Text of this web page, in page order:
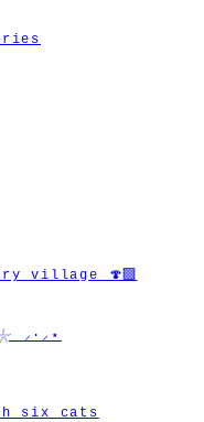
village 🍄‍🟫
⸝·⸝⋆
six cats